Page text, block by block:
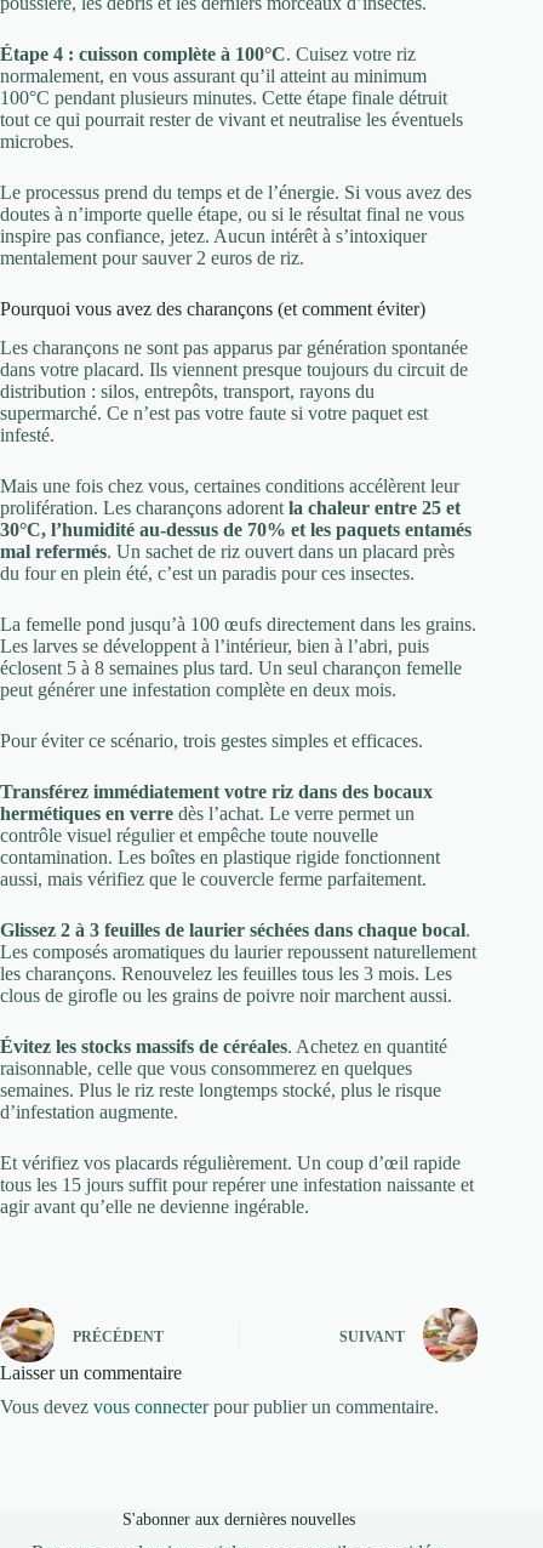
Étape 4 : cuisson complète à 100°C. Cuisez votre riz
normalement, en vous assurant qu’il atteint au minimum
100°C pendant plusieurs minutes. Cette étape finale détruit
tout ce qui pourrait rester de vivant et neutralise les éventuels
microbes.
Le processus prend du temps et de l’énergie. Si vous avez des
doutes à n’importe quelle étape, ou si le résultat final ne vous
inspire pas confiance, jetez. Aucun intérêt à s’intoxiquer
mentalement pour sauver 2 euros de riz.
Pourquoi vous avez des charançons (et comment éviter)
Les charançons ne sont pas apparus par génération spontanée
dans votre placard. Ils viennent presque toujours du circuit de
distribution : silos, entrepôts, transport, rayons du
supermarché. Ce n’est pas votre faute si votre paquet est
infesté.
Mais une fois chez vous, certaines conditions accélèrent leur
prolifération. Les charançons adorentla chaleur entre 25 et
30°C, l’humidité au-dessus de 70% et les paquets entamés
mal refermés. Un sachet de riz ouvert dans un placard près
du four en plein été, c’est un paradis pour ces insectes.
La femelle pond jusqu’à 100 œufs directement dans les grains.
Les larves se développent à l’intérieur, bien à l’abri, puis
éclosent 5 à 8 semaines plus tard. Un seul charançon femelle
peut générer une infestation complète en deux mois.
Pour éviter ce scénario, trois gestes simples et efficaces.
Transférez immédiatement votre riz dans des bocaux
hermétiques en verre dès l’achat. Le verre permet un
contrôle visuel régulier et empêche toute nouvelle
contamination. Les boîtes en plastique rigide fonctionnent
aussi, mais vérifiez que le couvercle ferme parfaitement.
Glissez 2 à 3 feuilles de laurier séchées dans chaque bocal.
Les composés aromatiques du laurier repoussent naturellement
les charançons. Renouvelez les feuilles tous les 3 mois. Les
clous de girofle ou les grains de poivre noir marchent aussi.
Évitez les stocks massifs de céréales. Achetez en quantité
raisonnable, celle que vous consommerez en quelques
semaines. Plus le riz reste longtemps stocké, plus le risque
d’infestation augmente.
Et vérifiez vos placards régulièrement. Un coup d’œil rapide
tous les 15 jours suffit pour repérer une infestation naissante et
agir avant qu’elle ne devienne ingérable.
PRÉCÉDENT SUIVANT
Laisser un commentaire
Vous devez vous connecterpour publier un commentaire.
S'abonner aux dernières nouvelles